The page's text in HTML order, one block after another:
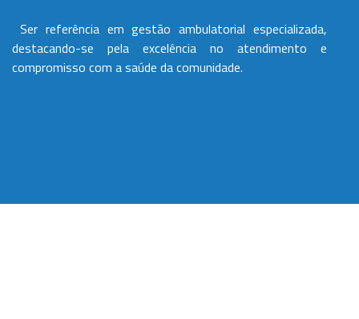
Ser referência em gestão ambulatorial especializada,
destacando-se pela excelência no atendimento e
compromisso com a saúde da comunidade.